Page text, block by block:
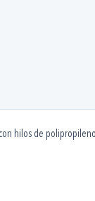
hilos de